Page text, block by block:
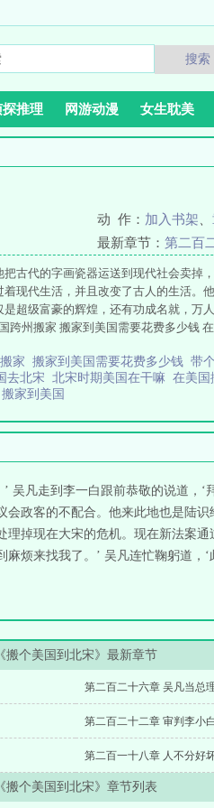
搜索
探推理 网游动漫 女生耽美
动 作： 加入书架
最新章节： 第二百
古代的字画瓷器运送到现代社会卖掉
现代生活，并且改变了古人的生活。
超级富豪的辉煌，还有功成名就，万
跨州搬家 搬家到美国需要花费多少钱
家 搬家到美国需要花费多少钱 带
去北宋 北宋时期美国在干嘛 在美国
搬家到美国
吴凡走到李一白跟前恭敬的说道，
政客的不配合。他来此地也是陆
掉现在大宋的危机。现在新法案
烦来找我了。’ 吴凡连忙鞠躬道，
《搬个美国到北宋》最新章节
第二百二十六章 吴凡当总
第二百二十二章 审判李小白
第二百一十八章 人不分好
《搬个美国到北宋》章节列表